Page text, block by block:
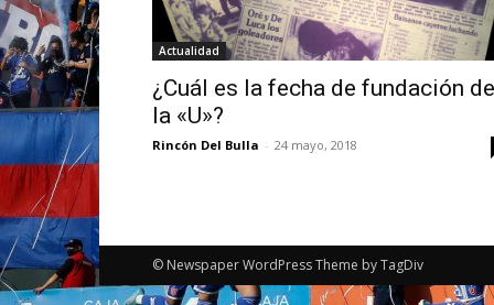
Actualidad
¿Cuál es la fecha de fundación de
la «U»?
Rincón Del Bulla - 24 mayo, 2018
© Newspaper WordPress Theme by TagDiv